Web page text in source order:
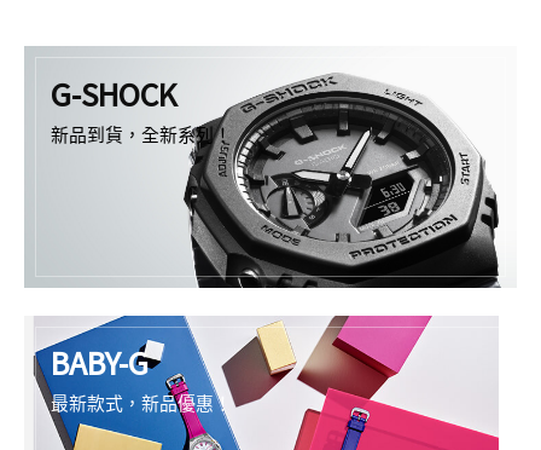
G-SHOCK
新品到貨，全新系列！
BABY-G
最新款式，新品優惠！